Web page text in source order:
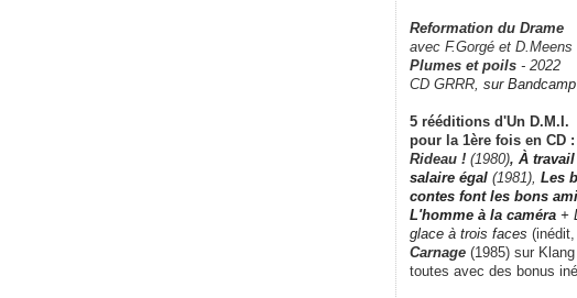
Reformation du Drame
avec F.Gorgé et D.Meens
Plumes et poils - 2022
CD GRRR, sur Bandcamp
5 rééditions d'Un D.M.I.
pour la 1ère fois en CD :
Rideau ! (1980), À
salaire égal (1981), Les
contes font les bons
L'homme à la caméra +
glace à trois faces (inédit,
Carnage (1985) sur
toutes avec des bonus